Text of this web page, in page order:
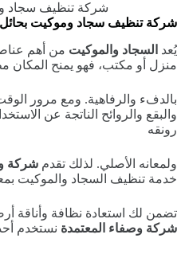
شركة تنظيف سجاد
شركة تنظيف سجاد وموكيت
يُعد السجاد والموكيت من أهم
منزل أو مكتب، فهو يمنح المكان
بالدفء والرفاهية. ومع مرور
والبقع والروائح الناتجة عن
رونقه
ولمعانه الأصلي. لذلك تقدم شركة
خدمة تنظيف السجاد والموكيت
تضمن لك استعادة نظافة وأناقة
شركة وصفاء المعتمدة نستخدم